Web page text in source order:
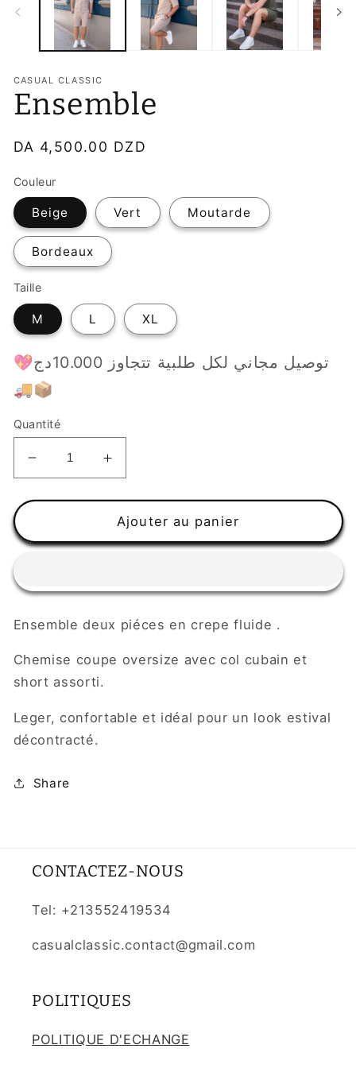
une
CASUAL CLASSIC
Ensemble
Prix
DA 4,500.00 DZD
Couleur
Beige Vert Moutarde
Bordeaux
Taille
M L XL
💖توصيل مجاني لكل طلبية تتجاوز 10.000دج
🚚📦
Quantité
Réduire
la
quantité
Ensemble
Augmenter
la
quantité
de
Ensemble
Ajouter au panier
Ensemble deux piéces en crepe fluide .
Chemise coupe oversize avec col cubain et
short assorti.
Leger, confortable et idéal pour un look estival
décontracté.
Share
CONTACTEZ-NOUS
Tel: +213552419534
casualclassic.contact@gmail.com
POLITIQUES
POLITIQUE D'ECHANGE